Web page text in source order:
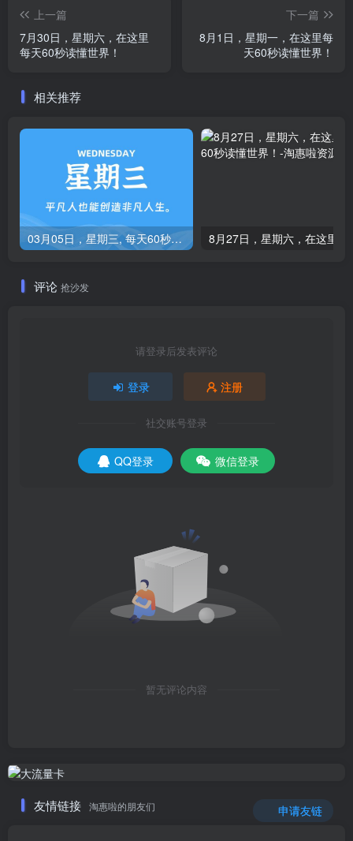
上一篇
7月30日，星期六，在这里
每天60秒读懂世界！
下一篇
8月1日，星期一，在这里每
天60秒读懂世界！
相关推荐
03月05日，星期三, 每天60秒读懂全世界！
评论 抢沙发
请登录后发表评论
登录 注册
社交账号登录
QQ登录 微信登录
暂无评论内容
友情链接 淘惠啦的朋友们 申请友链